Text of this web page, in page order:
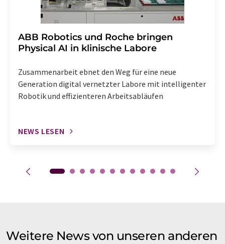
​​​​​​​ABB Robotics und Roche bringen
Physical AI in klinische Labore
Zusammenarbeit ebnet den Weg für eine neue
Generation digital vernetzter Labore mit intelligenter
Robotik und effizienteren Arbeitsabläufen
NEWS LESEN
Weitere News von unseren anderen